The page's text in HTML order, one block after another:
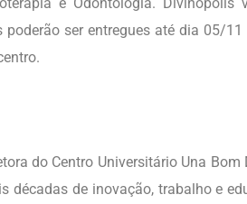
poderão ser entregues até dia 05/
do Centro Universitário Una
décadas de inovação, trabalho e